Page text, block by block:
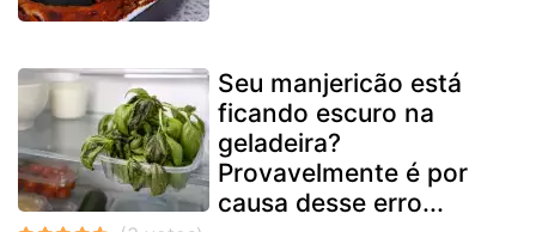
Seu manjericão está
ficando escuro na
geladeira?
Provavelmente é por
causa desse erro...